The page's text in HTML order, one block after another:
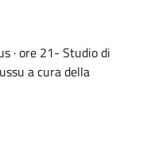
· ore 21- Studio di
a cura della